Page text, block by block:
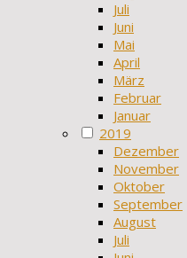
Juli
Juni
Mai
April
März
Februar
Januar
2019
Dezember
November
Oktober
September
August
Juli